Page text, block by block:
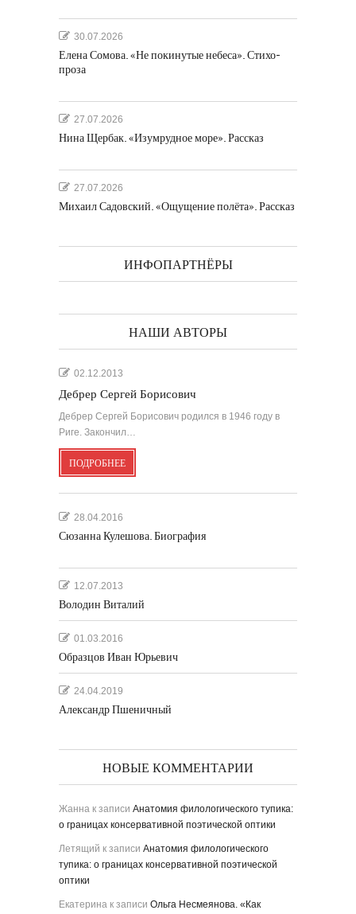
30.07.2026
Елена Сомова. «Не покинутые небеса». Стихо-
проза
27.07.2026
Нина Щербак. «Изумрудное море». Рассказ
27.07.2026
Михаил Садовский. «Ощущение полёта». Рассказ
ИНФОПАРТНЁРЫ
НАШИ АВТОРЫ
02.12.2013
Дебрер Сергей Борисович
Дебрер Сергей Борисович родился в 1946 году в
Риге. Закончил…
ПОДРОБНЕЕ
28.04.2016
Сюзанна Кулешова. Биография
12.07.2013
Володин Виталий
01.03.2016
Образцов Иван Юрьевич
24.04.2019
Александр Пшеничный
НОВЫЕ КОММЕНТАРИИ
Жанна к записи Анатомия филологического тупика:
о границах консервативной поэтической оптики
Летящий к записи Анатомия филологического
тупика: о границах консервативной поэтической
оптики
Екатерина к записи Ольга Несмеянова. «Как